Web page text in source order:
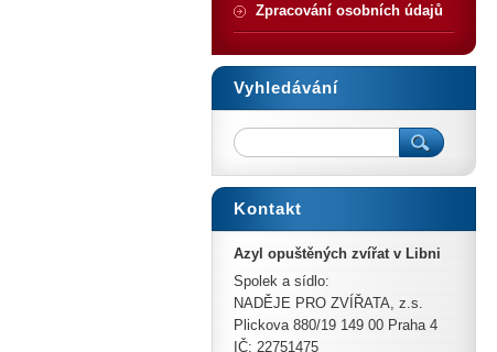
Zpracování osobních údajů
Vyhledávání
Kontakt
Azyl opuštěných zvířat v Libni
Spolek a sídlo:
NADĚJE PRO ZVÍŘATA, z.s.
Plickova 880/19 149 00 Praha 4
IČ: 22751475